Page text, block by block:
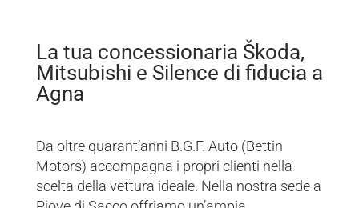
La tua concessionaria Škoda,
Mitsubishi e Silence di fiducia a
Agna
Da oltre quarant’anni B.G.F. Auto (Bettin
Motors) accompagna i propri clienti nella
scelta della vettura ideale. Nella nostra sede a